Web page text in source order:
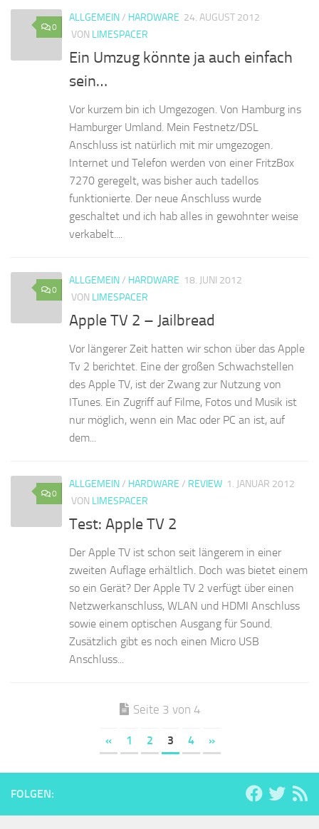
0
ALLGEMEIN/ HARDWARE 24. AUGUST 2012
VON LIMESPACER
Ein Umzug könnte ja auch einfach
sein…
Vor kurzem bin ich Umgezogen. Von Hamburg ins
Hamburger Umland. Mein Festnetz/DSL
Anschluss ist natürlich mit mir umgezogen.
Internet und Telefon werden von einer FritzBox
7270 geregelt, was bisher auch tadellos
funktionierte. Der neue Anschluss wurde
geschaltet und ich hab alles in gewohnter weise
verkabelt....
0
ALLGEMEIN/ HARDWARE 18. JUNI 2012
VON LIMESPACER
Apple TV 2 – Jailbread
Vor längerer Zeit hatten wir schon über das Apple
Tv 2 berichtet. Eine der großen Schwachstellen
des Apple TV, ist der Zwang zur Nutzung von
ITunes. Ein Zugriff auf Filme, Fotos und Musik ist
nur möglich, wenn ein Mac oder PC an ist, auf
dem...
0
ALLGEMEIN/ HARDWARE / REVIEW 1. JANUAR 2012
VON LIMESPACER
Test: Apple TV 2
Der Apple TV ist schon seit längerem in einer
zweiten Auflage erhältlich. Doch was bietet einem
so ein Gerät? Der Apple TV 2 verfügt über einen
Netzwerkanschluss, WLAN und HDMI Anschluss
sowie einem optischen Ausgang für Sound.
Zusätzlich gibt es noch einen Micro USB
Anschluss...
Seite 3 von 4
« 1 2 3 4 »
FOLGEN: